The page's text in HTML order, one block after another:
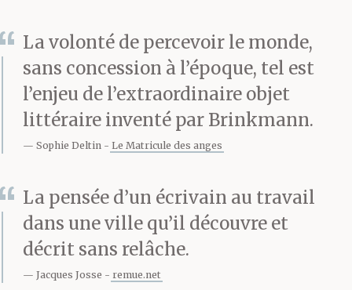
pied écrasa une merde
de chien, quelques pas
plus loin […]
La volonté de percevoir le monde,
sans concession à l’époque, tel est
l’enjeu de l’extraordinaire objet
littéraire inventé par Brinkmann.
Sophie Deltin Le Matricule des anges
La pensée d’un écrivain au travail
dans une ville qu’il découvre et
décrit sans relâche.
Jacques Josse remue.net